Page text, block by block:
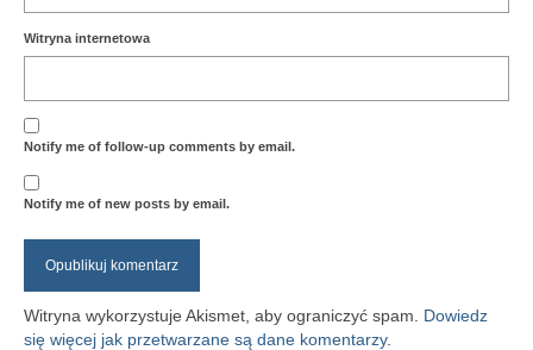
Witryna internetowa
Notify me of follow-up comments by email.
Notify me of new posts by email.
Witryna wykorzystuje Akismet, aby ograniczyć spam. Dowiedz
się więcej jak przetwarzane są dane komentarzy.